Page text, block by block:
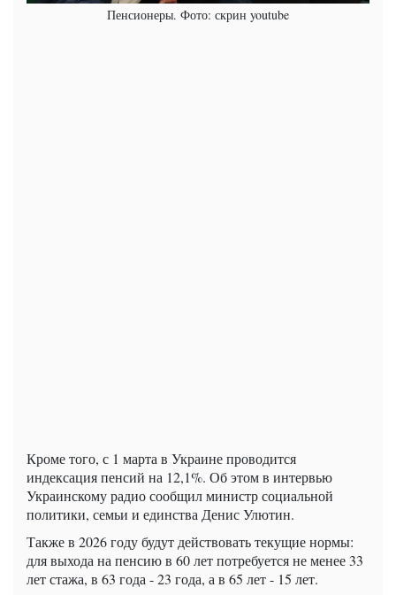
Пенсионеры. Фото: скрин youtube
Кроме того, с 1 марта в Украине проводится
индексация пенсий на 12,1%. Об этом в интервью
Украинскому радио сообщил министр социальной
политики, семьи и единства Денис Улютин.
Также в 2026 году будут действовать текущие нормы:
для выхода на пенсию в 60 лет потребуется не менее 33
лет стажа, в 63 года - 23 года, а в 65 лет - 15 лет.